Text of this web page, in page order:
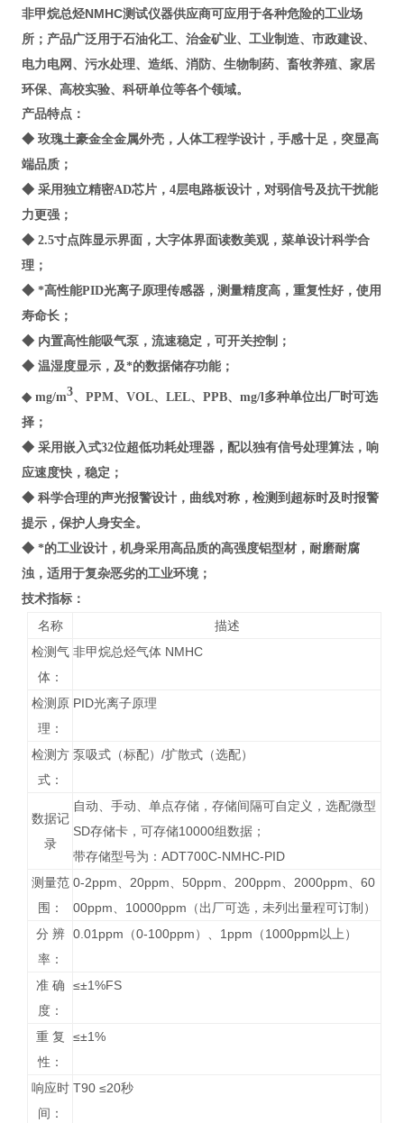
非甲烷总烃NMHC测试仪器供应商可应用于各种危险的工业场
所；产品广泛用于石油化工、治金矿业、工业制造、市政建设、
电力电网、污水处理、造纸、消防、生物制药、畜牧养殖、家居
环保、高校实验、科研单位等各个领域。
产品特点：
◆ 玫瑰土豪金全金属外壳，人体工程学设计，手感十足，突显高
端品质；
◆ 采用独立精密AD芯片，4层电路板设计，对弱信号及抗干扰能
力更强；
◆ 2.5寸点阵显示界面，大字体界面读数美观，菜单设计科学合
理；
◆ *高性能PID光离子原理传感器，测量精度高，重复性好，使用
寿命长；
◆ 内置高性能吸气泵，流速稳定，可开关控制；
◆ 温湿度显示，及*的数据储存功能；
◆ mg/m3、PPM、VOL、LEL、PPB、mg/l多种单位出厂时可选
择；
◆ 采用嵌入式32位超低功耗处理器，配以独有信号处理算法，响
应速度快，稳定；
◆ 科学合理的声光报警设计，曲线对称，检测到超标时及时报警
提示，保护人身安全。
◆ *的工业设计，机身采用高品质的高强度铝型材，耐磨耐腐
浊，适用于复杂恶劣的工业环境；
技术指标：
名称
描述
检测气
体：
非甲烷总烃气体 NMHC
检测原
理：
PID光离子原理
检测方
式：
泵吸式（标配）/扩散式（选配）
数据记
录
自动、手动、单点存储，存储间隔可自定义，选配微型
SD存储卡，可存储10000组数据；
带存储型号为：ADT700C-NMHC-PID
测量范
围：
0-2ppm、20ppm、50ppm、200ppm、2000ppm、60
00ppm、10000ppm（出厂可选，未列出量程可订制）
分 辨
率：
0.01ppm（0-100ppm）、1ppm（1000ppm以上）
准 确
度：
≤±1%FS
重 复
性：
≤±1%
响应时
间：
T90 ≤20秒